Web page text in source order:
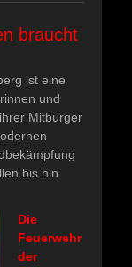
braucht
ist eine
und
Mitbürger
bis hin
Die
Feuerwehr
der